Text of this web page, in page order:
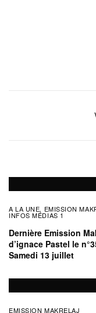
A LA UNE, EMISSION
INFOS MÉDIAS 1
Dernière Emission
d’ignace Pastel le
Samedi 13 juillet
EMISSION MAKRELAJ